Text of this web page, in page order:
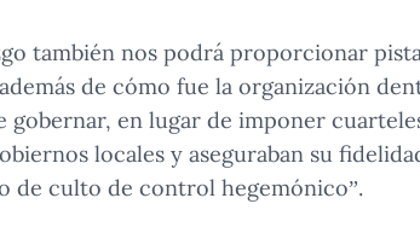
también nos podrá proporcionar
de cómo fue la organización
gobernar, en lugar de imponer
locales y aseguraban su
de culto de control hegemónico”.